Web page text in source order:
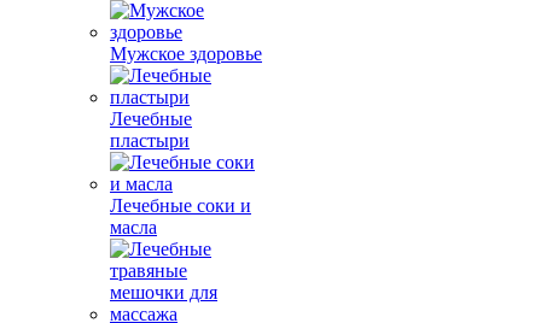
Мужское здоровье
Лечебные
пластыри
Лечебные соки и
масла